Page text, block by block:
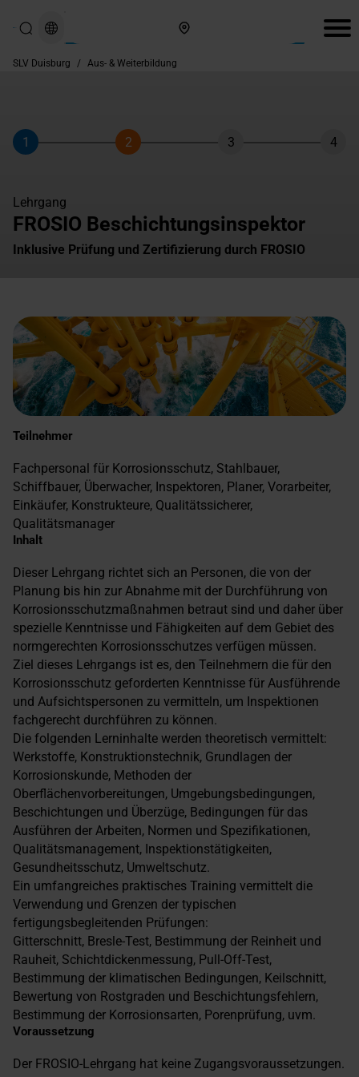
SLV Duisburg / Aus- & Weiterbildung
Schritt
1
Schritt
2
Schritt
3 4
Lehrgang
FROSIO Beschichtungsinspektor
Inklusive Prüfung und Zertifizierung durch FROSIO
Teilnehmer
Fachpersonal für Korrosionsschutz, Stahlbauer,
Schiffbauer, Überwacher, Inspektoren, Planer, Vorarbeiter,
Einkäufer, Konstrukteure, Qualitätssicherer,
Qualitätsmanager
Inhalt
Dieser Lehrgang richtet sich an Personen, die von der
Planung bis hin zur Abnahme mit der Durchführung von
Korrosionsschutzmaßnahmen betraut sind und daher über
spezielle Kenntnisse und Fähigkeiten auf dem Gebiet des
normgerechten Korrosionsschutzes verfügen müssen.
Ziel dieses Lehrgangs ist es, den Teilnehmern die für den
Korrosionsschutz geforderten Kenntnisse für Ausführende
und Aufsichtspersonen zu vermitteln, um Inspektionen
fachgerecht durchführen zu können.
Die folgenden Lerninhalte werden theoretisch vermittelt:
Werkstoffe, Konstruktionstechnik, Grundlagen der
Korrosionskunde, Methoden der
Oberflächenvorbereitungen, Umgebungsbedingungen,
Beschichtungen und Überzüge, Bedingungen für das
Ausführen der Arbeiten, Normen und Spezifikationen,
Qualitätsmanagement, Inspektionstätigkeiten,
Gesundheitsschutz, Umweltschutz.
Ein umfangreiches praktisches Training vermittelt die
Verwendung und Grenzen der typischen
fertigungsbegleitenden Prüfungen:
Gitterschnitt, Bresle-Test, Bestimmung der Reinheit und
Rauheit, Schichtdickenmessung, Pull-Off-Test,
Bestimmung der klimatischen Bedingungen, Keilschnitt,
Bewertung von Rostgraden und Beschichtungsfehlern,
Bestimmung der Korrosionsarten, Porenprüfung, uvm.
Voraussetzung
Der FROSIO-Lehrgang hat keine Zugangsvoraussetzungen.